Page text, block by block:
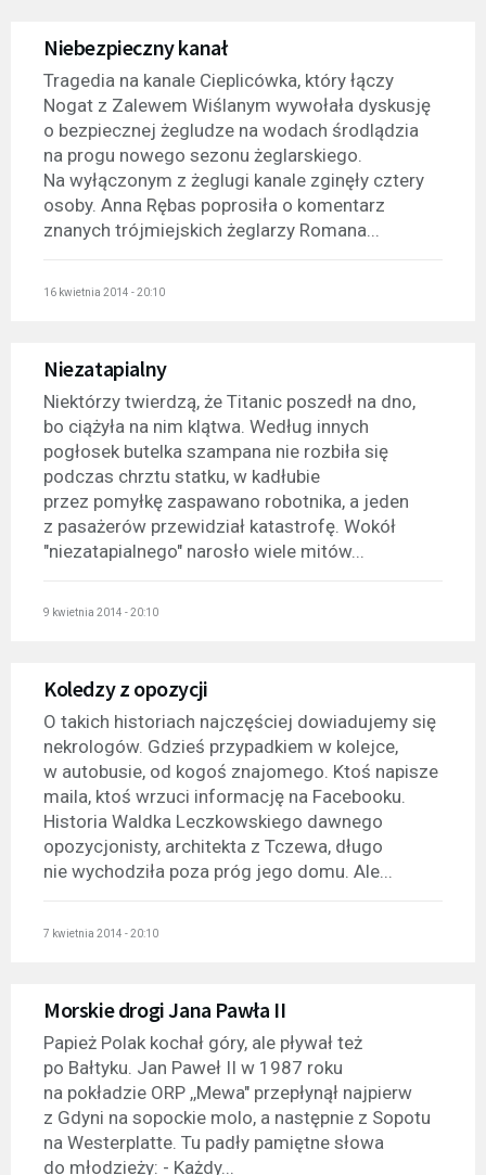
Niebezpieczny kanał
Tragedia na kanale Cieplicówka, który łączy
Nogat z Zalewem Wiślanym wywołała dyskusję
o bezpiecznej żegludze na wodach środlądzia
na progu nowego sezonu żeglarskiego.
Na wyłączonym z żeglugi kanale zginęły cztery
osoby. Anna Rębas poprosiła o komentarz
znanych trójmiejskich żeglarzy Romana...
16 kwietnia 2014 - 20:10
Niezatapialny
Niektórzy twierdzą, że Titanic poszedł na dno,
bo ciążyła na nim klątwa. Według innych
pogłosek butelka szampana nie rozbiła się
podczas chrztu statku, w kadłubie
przez pomyłkę zaspawano robotnika, a jeden
z pasażerów przewidział katastrofę. Wokół
"niezatapialnego" narosło wiele mitów...
9 kwietnia 2014 - 20:10
Koledzy z opozycji
O takich historiach najczęściej dowiadujemy się
nekrologów. Gdzieś przypadkiem w kolejce,
w autobusie, od kogoś znajomego. Ktoś napisze
maila, ktoś wrzuci informację na Facebooku.
Historia Waldka Leczkowskiego dawnego
opozycjonisty, architekta z Tczewa, długo
nie wychodziła poza próg jego domu. Ale...
7 kwietnia 2014 - 20:10
Morskie drogi Jana Pawła II
Papież Polak kochał góry, ale pływał też
po Bałtyku. Jan Paweł II w 1987 roku
na pokładzie ORP ,,Mewa" przepłynął najpierw
z Gdyni na sopockie molo, a następnie z Sopotu
na Westerplatte. Tu padły pamiętne słowa
do młodzieży: - Każdy...